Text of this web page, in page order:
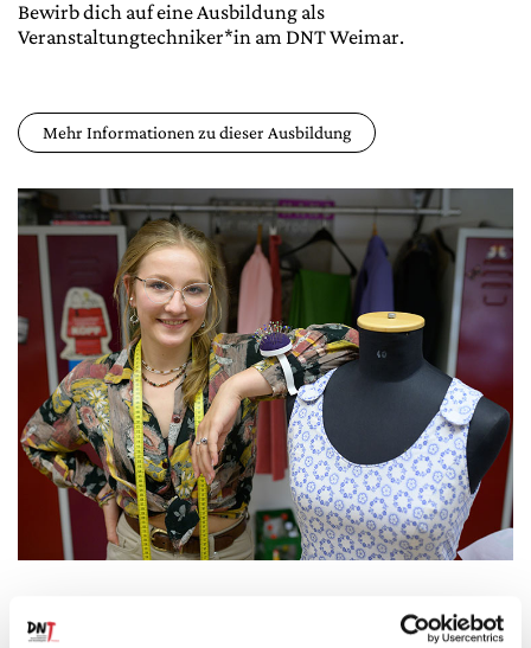
Bewirb dich auf eine Ausbildung als
Veranstaltungtechniker*in am DNT Weimar.
Mehr Informationen zu dieser Ausbildung
Ausbildung als Maßschneider*in (m/w/d)